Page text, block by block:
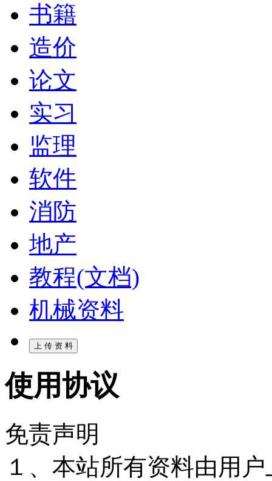
书籍
造价
论文
实习
监理
软件
消防
地产
教程(文档)
机械资料
使用协议
免责声明
１、本站所有资料由用